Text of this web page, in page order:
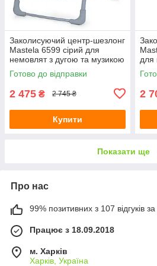
Заколисуючий центр-шезлонг
Mastela 6599 сірий для
немовлят з дугою та музикою
Готово до відправки
2 475 ₴ 2 745 ₴
Купити
для
2
Показати ще
Про нас
99% позитивних з 107 відгуків за
Працює з 18.09.2018
м. Харків
Харків, Україна